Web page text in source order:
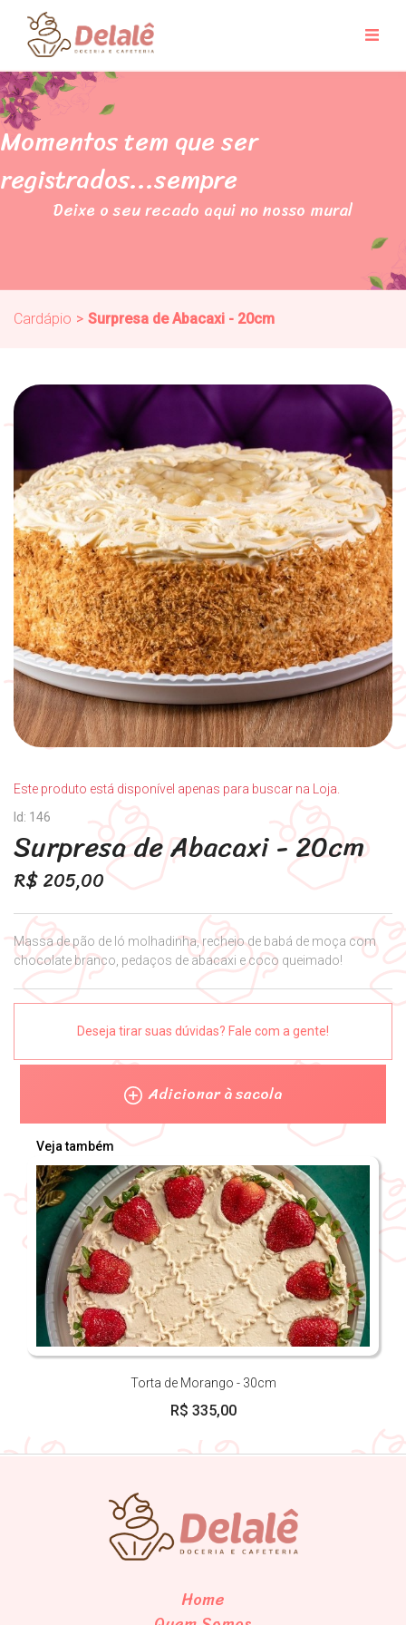
Momentos tem que ser
registrados...sempre
Deixe o seu recado aqui no nosso mural
Cardápio > Surpresa de Abacaxi - 20cm
Este produto está disponível apenas para buscar na Loja.
Id: 146
Surpresa de Abacaxi - 20cm
R$205,00
Massa de pão de ló molhadinha, recheio de babá de moça com
chocolate branco, pedaços de abacaxi e coco queimado!
Deseja tirar suas dúvidas? Fale com a gente!
Adicionar à sacola
Veja também
Torta de Morango - 30cm
R$ 335,00
Home